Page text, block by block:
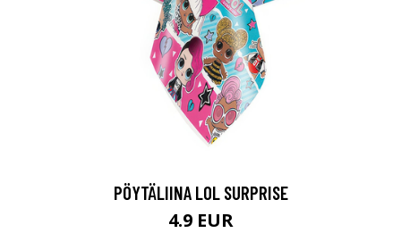
PÖYTÄLIINA LOL SURPRISE
4.9 EUR